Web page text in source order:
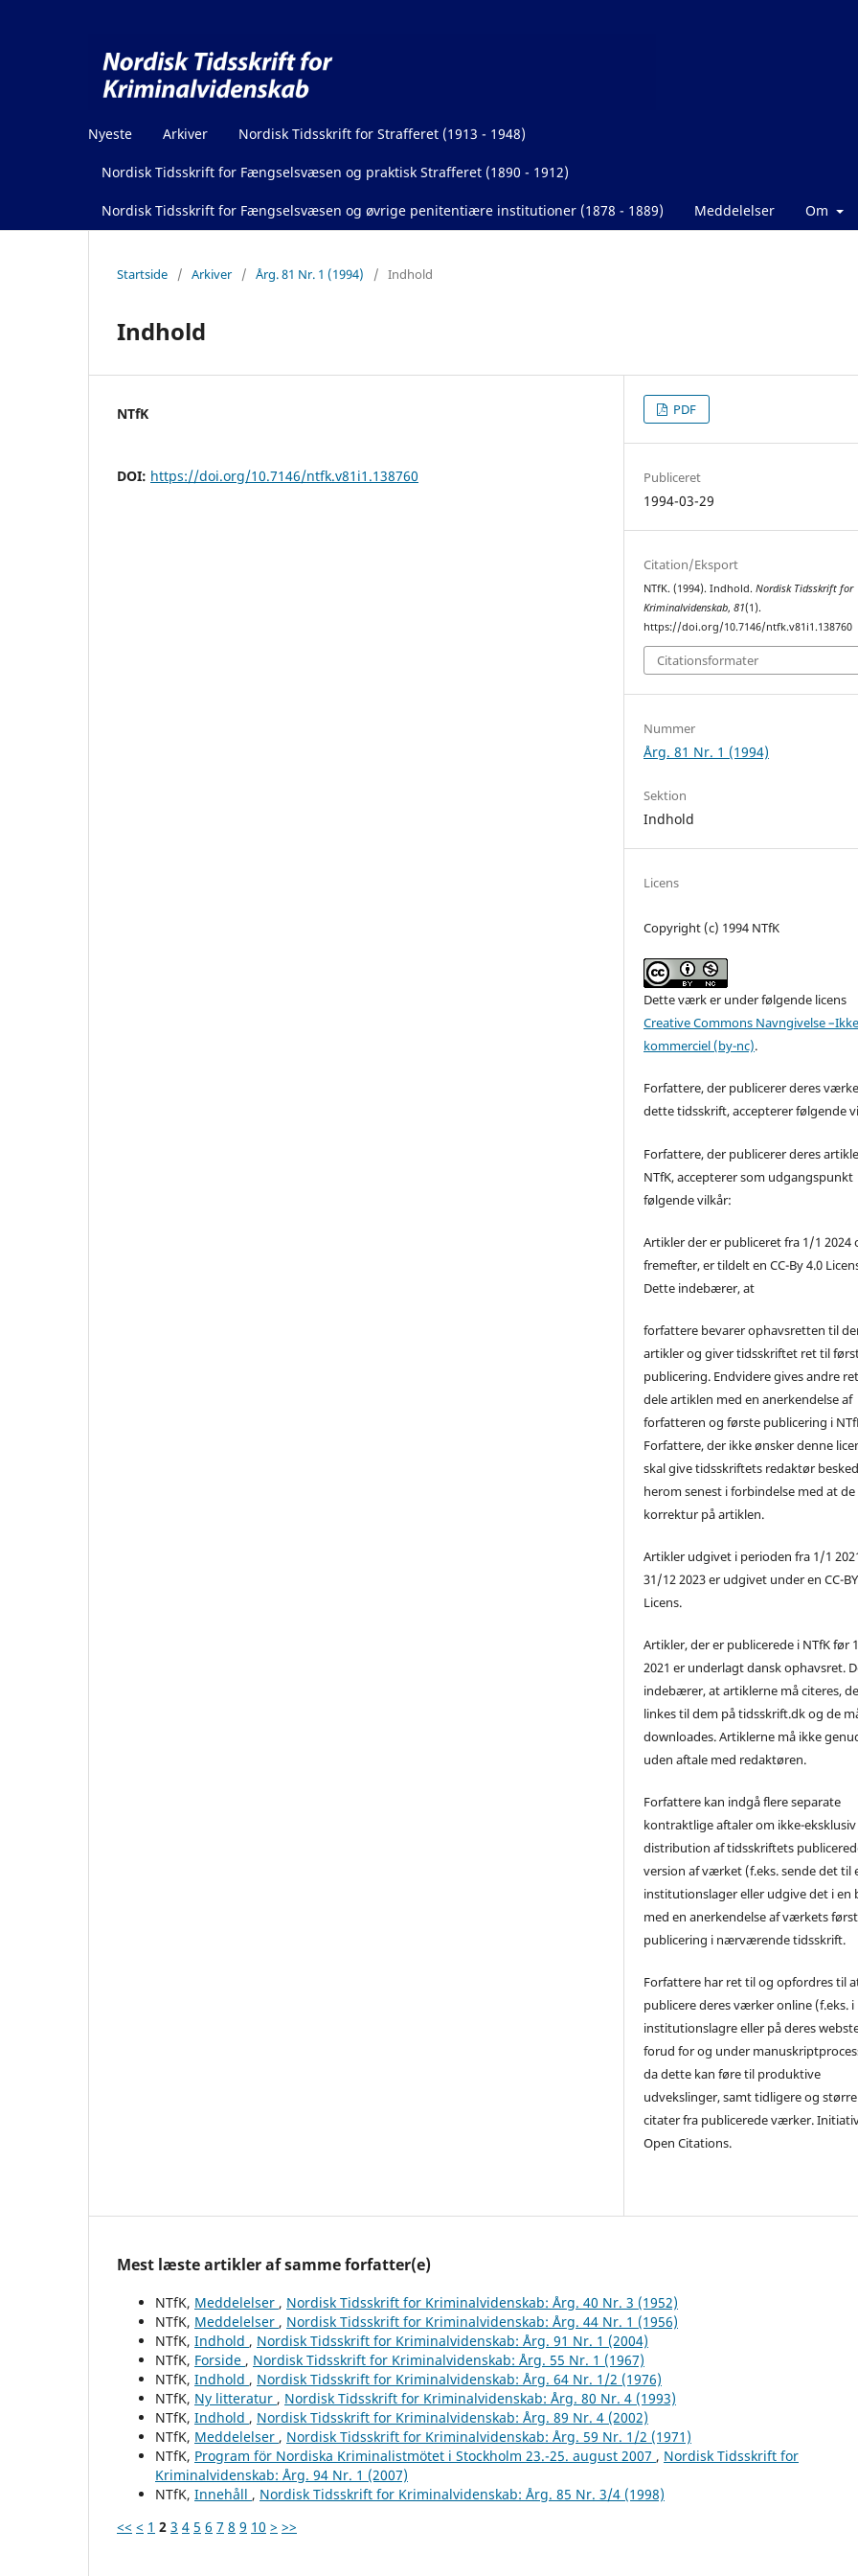
Nyeste Arkiver Nordisk Tidsskrift for Strafferet (1913 - 1948)
Nordisk Tidsskrift for Fængselsvæsen og praktisk Strafferet (1890 - 1912)
Nordisk Tidsskrift for Fængselsvæsen og øvrige penitentiære institutioner (1878 - 1889) Meddelelser Om
Startside / Arkiver / Årg. 81 Nr. 1 (1994) / Indhold
Indhold
NTfK
DOI: https://doi.org/10.7146/ntfk.v81i1.138760
PDF
Publiceret
1994-03-29
Citation/Eksport
NTfK. (1994). Indhold.Nordisk Tidsskrift for
Kriminalvidenskab,81(1).
https://doi.org/10.7146/ntfk.v81i1.138760
Citationsformater
Nummer
Årg. 81 Nr. 1 (1994)
Sektion
Indhold
Licens
Copyright (c) 1994 NTfK
Dette værk er under følgende licens
Creative Commons Navngivelse
kommerciel (by-nc).
Forfattere, der publicerer deres
dette tidsskrift, accepterer følgende
Forfattere, der publicerer deres
NTfK, accepterer som udgangspunkt
følgende vilkår:
Artikler der er publiceret fra 1/1 2024
fremefter, er tildelt en CC-By 4.0
Dette indebærer, at
forfattere bevarer ophavsretten til
artikler og giver tidsskriftet ret til
publicering. Endvidere gives andre
dele artiklen med en anerkendelse af
forfatteren og første publicering i
Forfattere, der ikke ønsker denne
skal give tidsskriftets redaktør besked
herom senest i forbindelse med at
korrektur på artiklen.
Artikler udgivet i perioden fra 1/1
31/12 2023 er udgivet under en CC-
Licens.
Artikler, der er publicerede i NTfK før
2021 er underlagt dansk ophavsret.
indebærer, at artiklerne må citeres,
linkes til dem på tidsskrift.dk og de
downloades. Artiklerne må ikke
uden aftale med redaktøren.
Forfattere kan indgå flere separate
kontraktlige aftaler om ikke-eksklusiv
distribution af tidsskriftets
version af værket (f.eks. sende det til
institutionslager eller udgive det i en
med en anerkendelse af værkets
publicering i nærværende tidsskrift.
Forfattere har ret til og opfordres til
publicere deres værker online (f.eks. i
institutionslagre eller på deres
forud for og under
da dette kan føre til produktive
udvekslinger, samt tidligere og større
citater fra publicerede værker.
Open Citations.
Mest læste artikler af samme forfatter(e)
NTfK, Meddelelser , Nordisk Tidsskrift for Kriminalvidenskab: Årg. 40 Nr. 3 (1952)
NTfK, Meddelelser , Nordisk Tidsskrift for Kriminalvidenskab: Årg. 44 Nr. 1 (1956)
NTfK, Indhold , Nordisk Tidsskrift for Kriminalvidenskab: Årg. 91 Nr. 1 (2004)
NTfK, Forside , Nordisk Tidsskrift for Kriminalvidenskab: Årg. 55 Nr. 1 (1967)
NTfK, Indhold , Nordisk Tidsskrift for Kriminalvidenskab: Årg. 64 Nr. 1/2 (1976)
NTfK, Ny litteratur , Nordisk Tidsskrift for Kriminalvidenskab: Årg. 80 Nr. 4 (1993)
NTfK, Indhold , Nordisk Tidsskrift for Kriminalvidenskab: Årg. 89 Nr. 4 (2002)
NTfK, Meddelelser , Nordisk Tidsskrift for Kriminalvidenskab: Årg. 59 Nr. 1/2 (1971)
NTfK, Program för Nordiska Kriminalistmötet i Stockholm 23.-25. august 2007 , Nordisk Tidsskrift for
Kriminalvidenskab: Årg. 94 Nr. 1 (2007)
NTfK, Innehåll , Nordisk Tidsskrift for Kriminalvidenskab: Årg. 85 Nr. 3/4 (1998)
<< < 1 2 3 4 5 6 7 8 9 10 > >>